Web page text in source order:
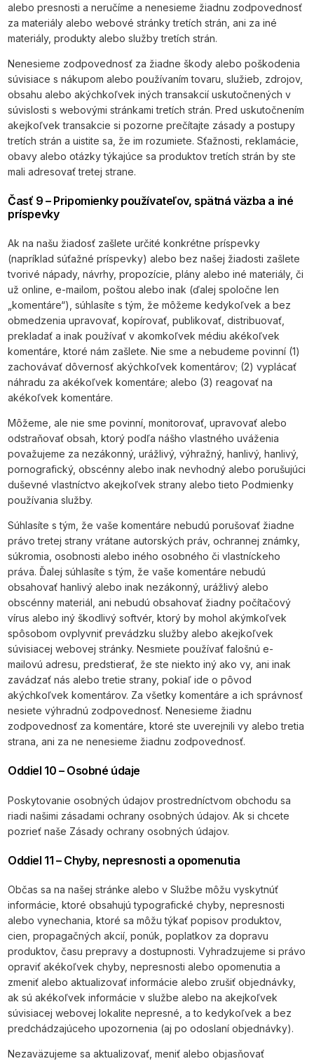
alebo presnosti a neručíme a nenesieme žiadnu zodpovednosť
za materiály alebo webové stránky tretích strán, ani za iné
materiály, produkty alebo služby tretích strán.
Nenesieme zodpovednosť za žiadne škody alebo poškodenia
súvisiace s nákupom alebo používaním tovaru, služieb, zdrojov,
obsahu alebo akýchkoľvek iných transakcií uskutočnených v
súvislosti s webovými stránkami tretích strán. Pred uskutočnením
akejkoľvek transakcie si pozorne prečítajte zásady a postupy
tretích strán a uistite sa, že im rozumiete. Sťažnosti, reklamácie,
obavy alebo otázky týkajúce sa produktov tretích strán by ste
mali adresovať tretej strane.
Časť 9 – Pripomienky používateľov, spätná väzba a iné
príspevky
Ak na našu žiadosť zašlete určité konkrétne príspevky
(napríklad súťažné príspevky) alebo bez našej žiadosti zašlete
tvorivé nápady, návrhy, propozície, plány alebo iné materiály, či
už online, e-mailom, poštou alebo inak (ďalej spoločne len
„komentáre“), súhlasíte s tým, že môžeme kedykoľvek a bez
obmedzenia upravovať, kopírovať, publikovať, distribuovať,
prekladať a inak používať v akomkoľvek médiu akékoľvek
komentáre, ktoré nám zašlete. Nie sme a nebudeme povinní (1)
zachovávať dôvernosť akýchkoľvek komentárov; (2) vyplácať
náhradu za akékoľvek komentáre; alebo (3) reagovať na
akékoľvek komentáre.
Môžeme, ale nie sme povinní, monitorovať, upravovať alebo
odstraňovať obsah, ktorý podľa nášho vlastného uváženia
považujeme za nezákonný, urážlivý, výhražný, hanlivý, hanlivý,
pornografický, obscénny alebo inak nevhodný alebo porušujúci
duševné vlastníctvo akejkoľvek strany alebo tieto Podmienky
používania služby.
Súhlasíte s tým, že vaše komentáre nebudú porušovať žiadne
právo tretej strany vrátane autorských práv, ochrannej známky,
súkromia, osobnosti alebo iného osobného či vlastníckeho
práva. Ďalej súhlasíte s tým, že vaše komentáre nebudú
obsahovať hanlivý alebo inak nezákonný, urážlivý alebo
obscénny materiál, ani nebudú obsahovať žiadny počítačový
vírus alebo iný škodlivý softvér, ktorý by mohol akýmkoľvek
spôsobom ovplyvniť prevádzku služby alebo akejkoľvek
súvisiacej webovej stránky. Nesmiete používať falošnú e-
mailovú adresu, predstierať, že ste niekto iný ako vy, ani inak
zavádzať nás alebo tretie strany, pokiaľ ide o pôvod
akýchkoľvek komentárov. Za všetky komentáre a ich správnosť
nesiete výhradnú zodpovednosť. Nenesieme žiadnu
zodpovednosť za komentáre, ktoré ste uverejnili vy alebo tretia
strana, ani za ne nenesieme žiadnu zodpovednosť.
Oddiel 10 – Osobné údaje
Poskytovanie osobných údajov prostredníctvom obchodu sa
riadi našimi zásadami ochrany osobných údajov. Ak si chcete
pozrieť naše Zásady ochrany osobných údajov.
Oddiel 11 – Chyby, nepresnosti a opomenutia
Občas sa na našej stránke alebo v Službe môžu vyskytnúť
informácie, ktoré obsahujú typografické chyby, nepresnosti
alebo vynechania, ktoré sa môžu týkať popisov produktov,
cien, propagačných akcií, ponúk, poplatkov za dopravu
produktov, času prepravy a dostupnosti. Vyhradzujeme si právo
opraviť akékoľvek chyby, nepresnosti alebo opomenutia a
zmeniť alebo aktualizovať informácie alebo zrušiť objednávky,
ak sú akékoľvek informácie v službe alebo na akejkoľvek
súvisiacej webovej lokalite nepresné, a to kedykoľvek a bez
predchádzajúceho upozornenia (aj po odoslaní objednávky).
Nezaväzujeme sa aktualizovať, meniť alebo objasňovať